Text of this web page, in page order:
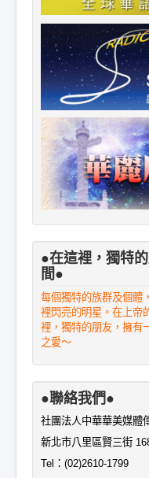
●在這裡，獨特
間●
每個獨特的族群及個體
裡閃亮的明星。在上帝
裡，獨特的朋友，擁有
之愛～
●聯絡我們●
社團法人中華華美媒體
新北市八里區賢三街
Tel ： (02)2610-1799